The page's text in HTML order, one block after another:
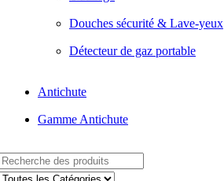
Douches sécurité & Lave-yeux
Détecteur de gaz portable
Antichute
Gamme Antichute
Search
for: